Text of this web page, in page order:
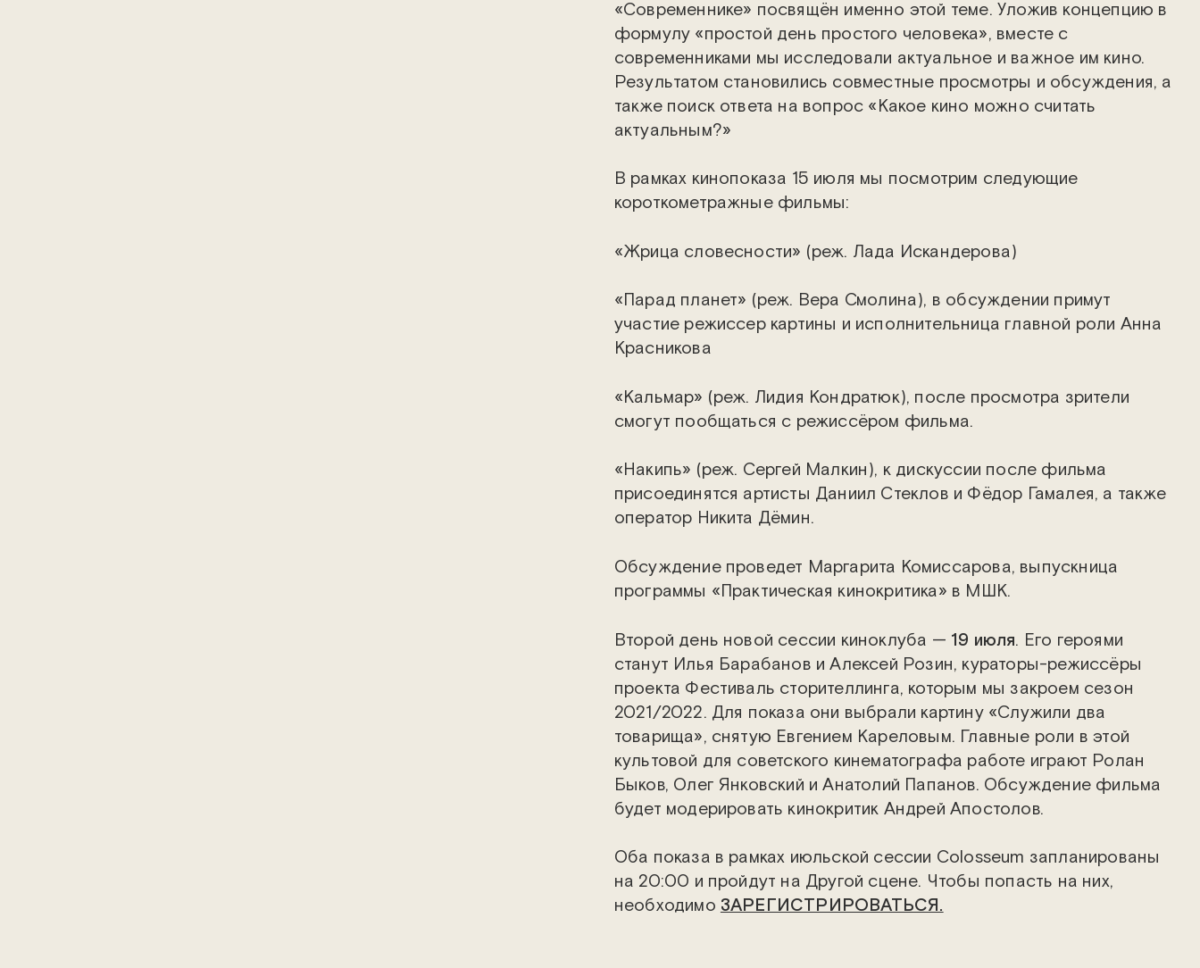
«Современнике» посвящён именно этой теме. Уложив концепцию в
формулу «простой день простого человека», вместе с
современниками мы исследовали актуальное и важное им кино.
Результатом становились совместные просмотры и обсуждения, а
также поиск ответа на вопрос «Какое кино можно считать
актуальным?»
В рамках кинопоказа 15 июля мы посмотрим следующие
короткометражные фильмы:
«Жрица словесности» (реж. Лада Искандерова)
«Парад планет» (реж. Вера Смолина), в обсуждении примут
участие режиссер картины и исполнительница главной роли Анна
Красникова
«Кальмар» (реж. Лидия Кондратюк), после просмотра зрители
смогут пообщаться с режиссёром фильма.
«Накипь» (реж. Сергей Малкин), к дискуссии после фильма
присоединятся артисты Даниил Стеклов и Фёдор Гамалея, а также
оператор Никита Дёмин.
Обсуждение проведет Маргарита Комиссарова, выпускница
программы «Практическая кинокритика» в МШК.
Второй день новой сессии киноклуба — 19 июля. Его героями
станут Илья Барабанов и Алексей Розин, кураторы-режиссёры
проекта Фестиваль сторителлинга, которым мы закроем сезон
2021/2022. Для показа они выбрали картину «Служили два
товарища», снятую Евгением Кареловым. Главные роли в этой
культовой для советского кинематографа работе играют Ролан
Быков, Олег Янковский и Анатолий Папанов. Обсуждение фильма
будет модерировать кинокритик Андрей Апостолов.
Оба показа в рамках июльской сессии Colosseum запланированы
на 20:00 и пройдут на Другой сцене. Чтобы попасть на них,
необходимо ЗАРЕГИСТРИРОВАТЬСЯ.